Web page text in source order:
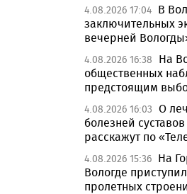
4.08.2026 17:04 В
заключительных
вечерней
4.08.2026 16:38
На
общественных
предстоящим
4.08.2026 16:03 О
болезней
расскажут по
4.08.2026 15:36 На
Вологде
пролетных